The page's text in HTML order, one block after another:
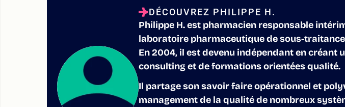
DÉCOUVREZ PHILIPPE H.
Philippe H. est pharmacien responsable
laboratoire pharmaceutique de sous-
En 2004, il est devenu indépendant en créant
consulting et de formations orientées qualité.
Il partage son savoir faire opérationnel et
management de la qualité de nombreux